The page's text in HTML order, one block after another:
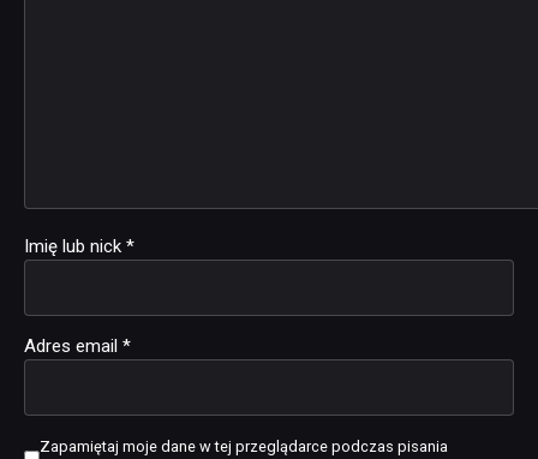
Imię lub nick *
Adres email *
Zapamiętaj moje dane w tej przeglądarce podczas pisania